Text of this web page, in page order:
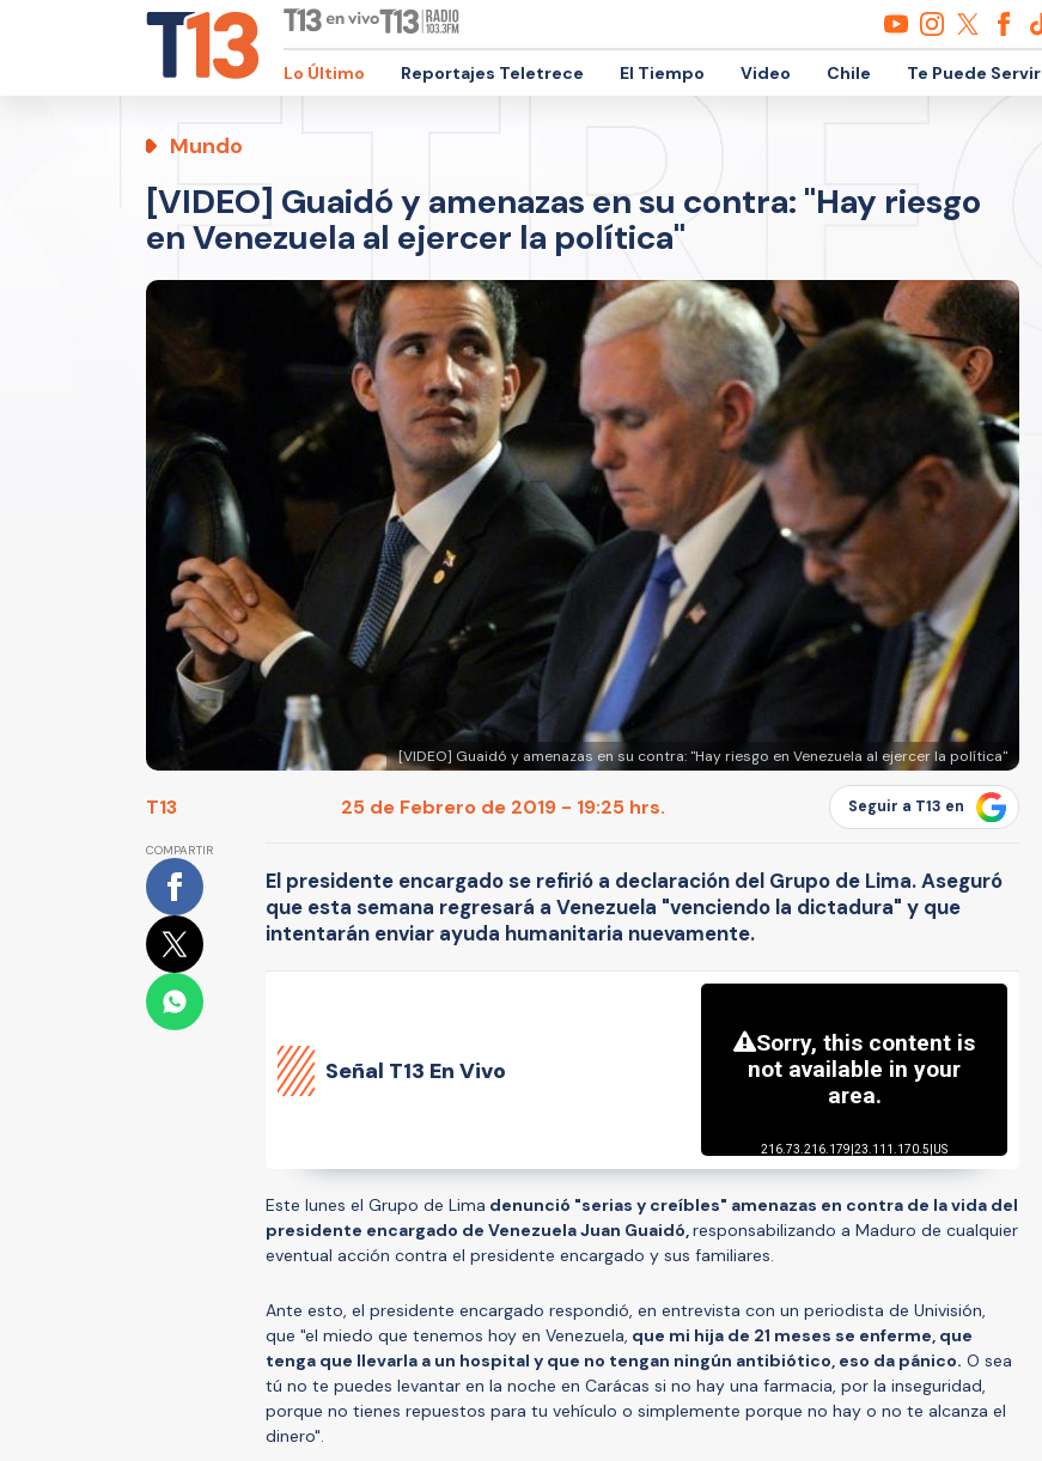
Lo Último Reportajes Teletrece El Tiempo Video Chile Te Puede Servir
Mundo
[VIDEO] Guaidó y amenazas en su contra: "Hay riesgo
en Venezuela al ejercer la política"
[VIDEO] Guaidó y amenazas en su contra: "Hay riesgo en Venezuela al ejercer la política"
T13 25 de Febrero de 2019 - 19:25 hrs. Seguir a T13 en
COMPARTIR
El presidente encargado se refirió a declaración del Grupo de Lima. Aseguró
que esta semana regresará a Venezuela "venciendo la dictadura" y que
intentarán enviar ayuda humanitaria nuevamente.
Señal T13 En Vivo
Este lunes el Grupo de Lima denunció "serias y creíbles" amenazas en contra de la vida del
presidente encargado de Venezuela Juan Guaidó,responsabilizando a Maduro de cualquier
eventual acción contra el presidente encargado y sus familiares.
Ante esto, el presidente encargado respondió, en entrevista con un periodista de Univisión,
que "el miedo que tenemos hoy en Venezuela, que mi hija de 21 meses se enferme, que
tenga que llevarla a un hospital y que no tengan ningún antibiótico, eso da pánico. O sea
tú no te puedes levantar en la noche en Carácas si no hay una farmacia, por la inseguridad,
porque no tienes repuestos para tu vehículo o simplemente porque no hay o no te alcanza el
dinero".